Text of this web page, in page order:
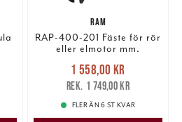
RAM
RAP-400-201 Fäste för rör
eller elmotor mm.
Nuvarande pris
1 558,00 krTidigare pris
1 749,00 kr
1 558,00 kr
1 749,00 kr
FLER ÄN 6 ST KVAR